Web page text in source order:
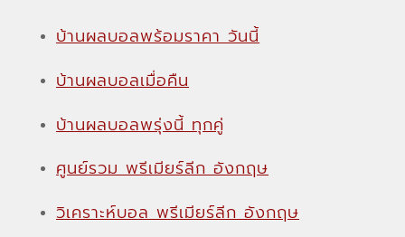
บ้านผลบอลพร้อมราคา วันนี้
บ้านผลบอลเมื่อคืน
บ้านผลบอลพรุ่งนี้ ทุกคู่
ศูนย์รวม พรีเมียร์ลีก อังกฤษ
วิเคราะห์บอล พรีเมียร์ลีก อังกฤษ